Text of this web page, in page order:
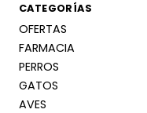
CATEGORÍAS
OFERTAS
FARMACIA
PERROS
GATOS
AVES